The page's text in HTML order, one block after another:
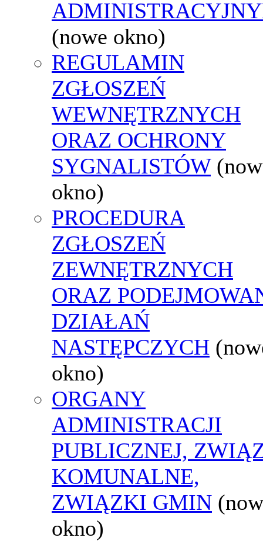
(nowe okno)
REGULAMIN
ZGŁOSZEŃ
WEWNĘTRZNYCH
ORAZ OCHRONY
SYGNALISTÓW
okno)
PROCEDURA
ZGŁOSZEŃ
ZEWNĘTRZNYCH
ORAZ
DZIAŁAŃ
NASTĘPCZYCH
okno)
ORGANY
ADMINISTRACJI
PUBLICZNEJ,
KOMUNALNE,
ZWIĄZKI GMIN
okno)